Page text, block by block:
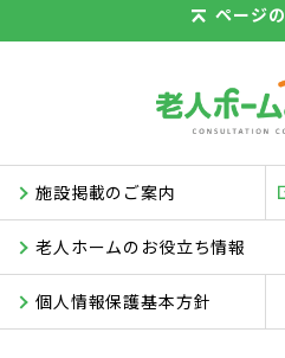
ページの
施設掲載のご案内
老人ホームのお役立ち情報
個人情報保護基本方針